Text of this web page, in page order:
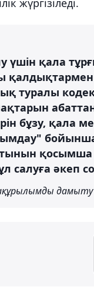
үшін қала
туралы
бұзу, қала
қосымша
салуға әкеп
дамыту